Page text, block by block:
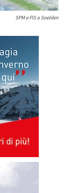
SPM e FIS a Soelden